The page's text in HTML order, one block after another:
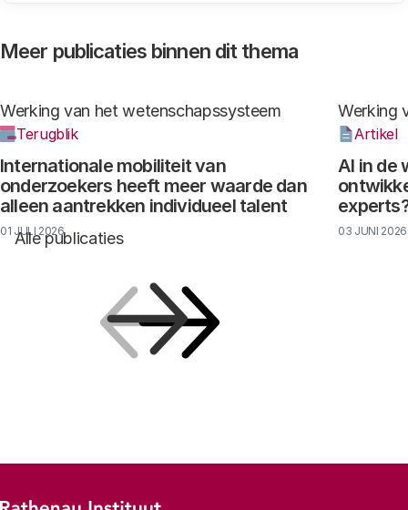
Meer publicaties binnen dit thema
Alle publicaties
Internationale mobiliteit van
onderzoekers heeft meer waarde dan
alleen aantrekken individueel talent
Werking van het wetenschapssysteem
Terugblik
01 JULI 2026
AI in de
Werking
Artikel
03 JUNI 2026